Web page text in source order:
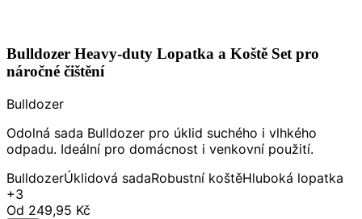
Bulldozer Heavy-duty Lopatka a Koště Set pro
náročné čištění
Bulldozer
Odolná sada Bulldozer pro úklid suchého i vlhkého
odpadu. Ideální pro domácnost i venkovní použití.
BulldozerÚklidová sadaRobustní koštěHluboká lopatka
+3
Od 249,95 Kč